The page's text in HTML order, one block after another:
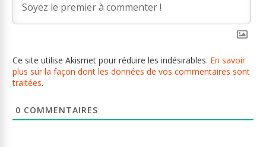
Ce site utilise Akismet pour réduire les indésirables. En savoir
plus sur la façon dont les données de vos commentaires sont
traitées.
0 COMMENTAIRES